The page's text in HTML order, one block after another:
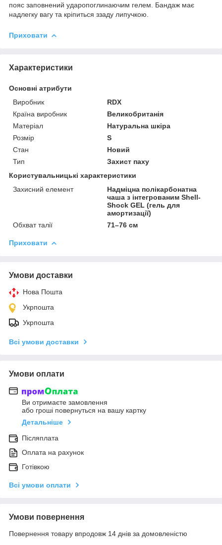
пояс заповнений ударопоглинаючим гелем. Бандаж має
надлегку вагу та кріпиться ззаду липучкою.
Приховати
Характеристики
Основні атрибути
Виробник
RDX
Країна виробник
Великобританія
Матеріал
Натуральна шкіра
Розмір
S
Стан
Новий
Тип
Захист паху
Користувальницькі характеристики
Захисний елемент
Надміцна полікарбонатна
чаша з інтегрованим Shell-
Shock GEL (гель для
амортизації)
Обхват талії
71–76 см
Приховати
Умови доставки
Нова Пошта
Укрпошта
Укрпошта
Всі умови доставки
Умови оплати
Ви отримаєте замовлення
або гроші повернуться на вашу картку
Детальніше
Післяплата
Оплата на рахунок
Готівкою
Всі умови оплати
Умови повернення
Повернення товару впродовж 14 днів за домовленістю